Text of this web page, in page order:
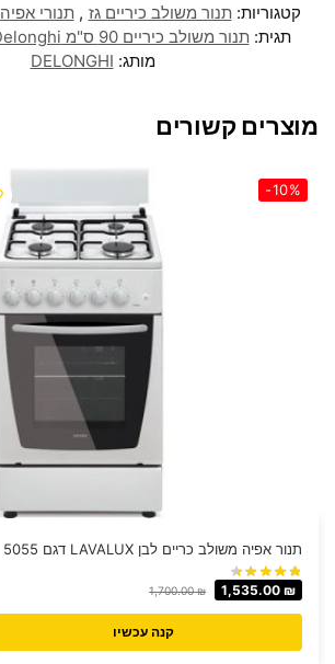
קטגוריות:תנור משולב כיריים גז ,תנורי אפיה
תגית:תנור משולב כיריים 90 ס"מ Delonghi דגם NDS951
מותג: DELONGHI
מוצרים קשורים
-10%
תנור אפיה משולב כריים לבן LAVALUX דגם 5055
1,700.00₪ 1,535.00 ₪
קנה עכשיו